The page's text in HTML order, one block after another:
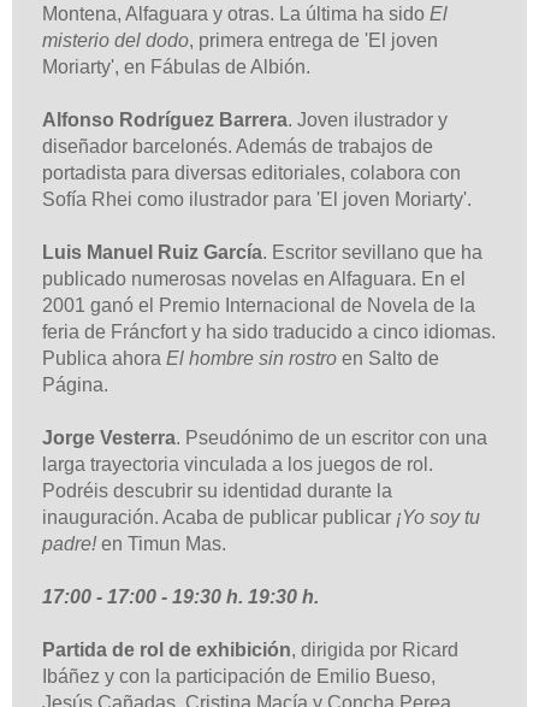
Montena, Alfaguara y otras. La última ha sido El
misterio del dodo, primera entrega de 'El joven
Moriarty', en Fábulas de Albión.
Alfonso Rodríguez Barrera. Joven ilustrador y
diseñador barcelonés. Además de trabajos de
portadista para diversas editoriales, colabora con
Sofía Rhei como ilustrador para 'El joven Moriarty'.
Luis Manuel Ruiz García. Escritor sevillano que ha
publicado numerosas novelas en Alfaguara. En el
2001 ganó el Premio Internacional de Novela de la
feria de Fráncfort y ha sido traducido a cinco idiomas.
Publica ahora El hombre sin rostro en Salto de
Página.
Jorge Vesterra. Pseudónimo de un escritor con una
larga trayectoria vinculada a los juegos de rol.
Podréis descubrir su identidad durante la
inauguración. Acaba de publicar publicar ¡Yo soy tu
padre!en Timun Mas.
17:00 - 17:00 - 19:30 h. 19:30 h.
Partida de rol de exhibición, dirigida por Ricard
Ibáñez y con la participación de Emilio Bueso,